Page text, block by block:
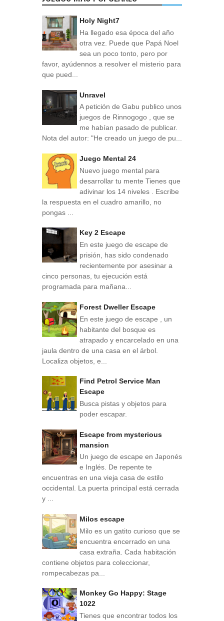
Holy Night7
Ha llegado esa época del año
otra vez. Puede que Papá Noel
sea un poco tonto, pero por
favor, ayúdennos a resolver el misterio para
que pued...
Unravel
A petición de Gabu publico unos
juegos de Rinnogogo , que se
me habían pasado de publicar.
Nota del autor: "He creado un juego de pu...
Juego Mental 24
Nuevo juego mental para
desarrollar tu mente Tienes que
adivinar los 14 niveles . Escribe
la respuesta en el cuadro amarillo, no
pongas ...
Key 2 Escape
En este juego de escape de
prisión, has sido condenado
recientemente por asesinar a
cinco personas, tu ejecución está
programada para mañana...
Forest Dweller Escape
En este juego de escape , un
habitante del bosque es
atrapado y encarcelado en una
jaula dentro de una casa en el árbol.
Localiza objetos, e...
Find Petrol Service Man
Escape
Busca pistas y objetos para
poder escapar.
Escape from mysterious
mansion
Un juego de escape en Japonés
e Inglés. De repente te
encuentras en una vieja casa de estilo
occidental. La puerta principal está cerrada
y ...
Milos escape
Milo es un gatito curioso que se
encuentra encerrado en una
casa extraña. Cada habitación
contiene objetos para coleccionar,
rompecabezas pa...
Monkey Go Happy: Stage
1022
Tienes que encontrar todos los